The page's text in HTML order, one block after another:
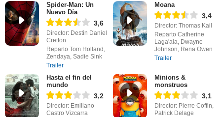
Spider-Man: Un
Nuevo Día
3,6
Director: Destin Daniel
Cretton
Reparto Tom Holland,
Zendaya, Sadie Sink
Trailer
Moana
3,4
Director: Thomas Kail
Reparto Catherine
Laga'aia, Dwayne
Johnson, Rena Owen
Trailer
Hasta el fin del
mundo
3,2
Director: Emiliano
Castro Vizcarra
Minions &
monstruos
3,1
Director: Pierre Coffin,
Patrick Delage